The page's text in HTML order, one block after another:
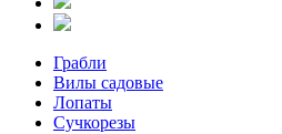
Грабли
Вилы садовые
Лопаты
Сучкорезы